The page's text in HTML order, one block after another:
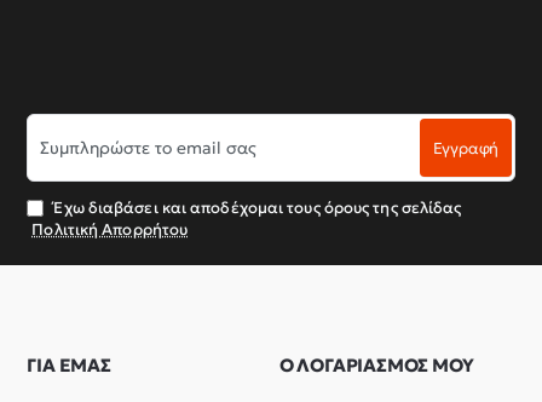
Συμπληρώστε
το
email
σας
Εγγραφή
Έχω διαβάσει και αποδέχομαι τους όρους της σελίδας
Πολιτική Απορρήτου
ΓΙΑ ΕΜΑΣ Ο ΛΟΓΑΡΙΑΣΜΟΣ ΜΟΥ